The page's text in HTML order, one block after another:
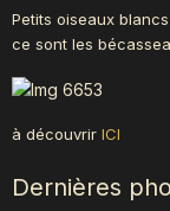
Petits oiseaux
ce sont les
à découvrir ICI
Dernières